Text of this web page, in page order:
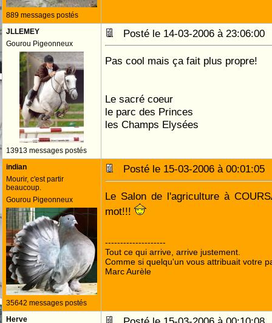
889 messages postés
JLLEMEY
Gourou Pigeonneux
13913 messages postés
Posté le 14-03-2006 à
Pas cool mais ça fait plus propre!
Le sacré coeur
le parc des Princes
les Champs Elysées
indian
Mourir, c'est partir
beaucoup.
Gourou Pigeonneux
35642 messages postés
Posté le 15-03-2006 à
Le Salon de l'agriculture à
mot!!!
--------------------
Tout ce qui arrive, arrive justement.
Comme si quelqu'un vous attribuait votre
Marc Aurèle
Herve